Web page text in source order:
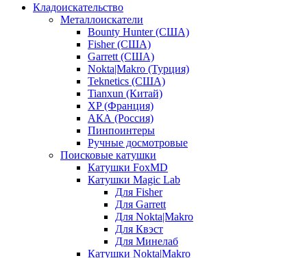
Кладоискательство
Металлоискатели
Bounty Hunter (США)
Fisher (США)
Garrett (США)
Nokta|Makro (Турция)
Teknetics (США)
Tianxun (Китай)
XP (Франция)
АКА (Россия)
Пинпоинтеры
Ручные досмотровые
Поисковые катушки
Катушки FoxMD
Катушки Magic Lab
Для Fisher
Для Garrett
Для Nokta|Makro
Для Квэст
Для Минелаб
Катушки Nokta|Makro